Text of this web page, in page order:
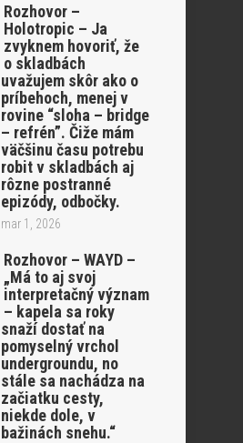
Rozhovor –
Holotropic – Ja
zvyknem hovoriť, že
o skladbách
uvažujem skôr ako o
príbehoch, menej v
rovine “sloha – bridge
– refrén”. Čiže mám
väčšinu času potrebu
robit v skladbách aj
rôzne postranné
epizódy, odbočky.
mar 1, 2026
Rozhovor – WAYD –
„Má to aj svoj
interpretačný význam
– kapela sa roky
snaží dostať na
pomyselný vrchol
undergroundu, no
stále sa nachádza na
začiatku cesty,
niekde dole, v
bažinách snehu.“